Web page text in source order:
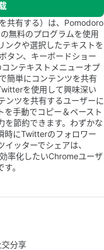
共有する）は、Pomodoro
無料のプログラムを使用
ンクや選択したテキストを
タン、キーボードショー
ンテキストメニューオプ
簡単にコンテンツを共有
を使用して興味深い
ンツを共有するユーザーに
を手動でコピー＆ペースト
を節約できます。わずかな
時にTwitterのフォロワー
ッターでシェアは、
率化したいChromeユーザ
。
分享